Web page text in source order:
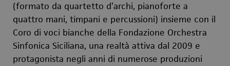
(formato da quartetto d’archi, pianoforte a
quattro mani, timpani e percussioni) insieme con il
Coro di voci bianche della Fondazione Orchestra
Sinfonica Siciliana, una realtà attiva dal 2009 e
protagonista negli anni di numerose produzioni